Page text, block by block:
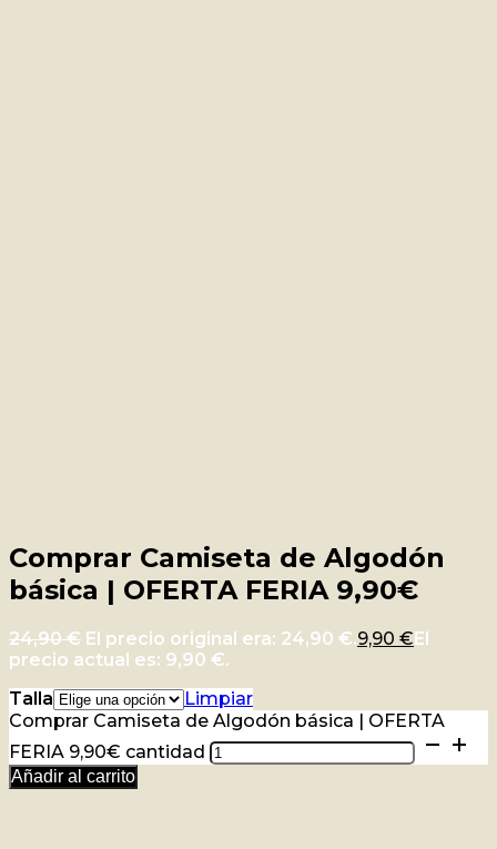
Comprar Camiseta de Algodón
básica | OFERTA FERIA 9,90€
24,90€ El precio original era: 24,90 €.9,90 €El
precio actual es: 9,90 €.
Talla
Limpiar
Comprar Camiseta de Algodón básica | OFERTA
FERIA 9,90€ cantidad
Añadir al carrito